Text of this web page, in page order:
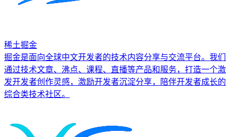
稀土掘金
掘金是面向全球中文开发者的技术内容分享与交流平台。我们
通过技术文章、沸点、课程、直播等产品和服务，打造一个激
发开发者创作灵感，激励开发者沉淀分享，陪伴开发者成长的
综合类技术社区。